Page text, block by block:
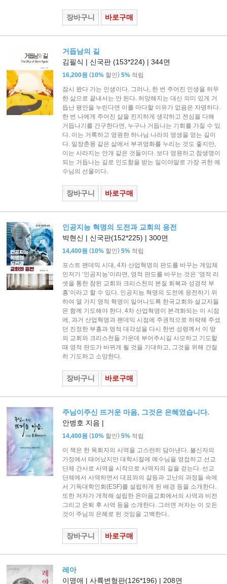
장바구니 바로구매
거듭남의 길
김필식 | 신국판 (153*224) | 344면
16,200원 (10% 할인) 5% 적립
잠시 왔다 가는 인생이다. 그러나, 한 번 주어진 인생을 허무
한 삶으로 끝내서는 안 된다. 허망해지는 대신 의미 있게 거
듭난 평안을 누린다면 이를 마다할 이유가 없음은 자명하다.
한 번 나에게 주어진 삶을 진지하게 생각하고 전심을 다해
거듭나기를 간구한다면, 누구나 거듭나는 기회를 가질 수 있
다. 이는 거룩하고 영원한 하나님 나라의 영생을 얻는 길이
다. 일장춘몽 같은 삶에서 부귀영화를 누리는 것도 좋지만,
이는 사라지는 안개 같은 것들이다. 보다 영원하고 참생명이
되는 거듭나는 길로 인도함을 받는 일이야말로 가장 귀한 예
수님의 선물이다.
장바구니 바로구매
인공지능 혁명의 도전과 교회의 응전
박현신 | 신국판(152*225) | 300면
14,400원 (10% 할인) 5% 적립
포스트 팬데믹 시대, 4차 산업혁명의 판도를 바꾸는 게임체
인저가 ‘인공지능’이라면, 영적 판도를 바꾸는 것은 ‘영적 리
셋을 통한 참된 교회와 크리스천의 본질 회복과 성경적 부
흥’이라고 할 수 있다. 인공지능 혁명의 도전에 응전하기 위
하여 열 가지 영적 혁명이 일어나도록 한국교회와 설교자들
은 함께 기도해야 한다. 4차 산업혁명이 본격화되는 이 시점
에, 과거 산업혁명과 팬데믹 시점에 주권적으로 허락해 주셨
던 진정한 부흥과 영적 대각성을 다시 한번 성령께서 이 땅
의 교회와 크리스천들 가운데 부어주시길 사모하고 기도할
때 영적 판도가 바뀌게 될 것을 기대하고, 그것을 위해 간절
히 기도하고 소망한다.
장바구니 바로구매
주님이주신 뜨거운 마음, 그것은 은혜였습니다.
안병호 지음 |
14,400원 (10% 할인) 5% 적립
이 책은 한 목회자의 사역을 고스란히 담아낸다. 불신자의
가정에서 태어났지만 대학시절에 예수님을 영접하고 선교
단체 간사로 사역을 시작으로 사역자의 길을 걷는다. 선교
단체에서 사역하면서 대표와의 갈등과 고난의 과정들 속에
서 기독대학인회(ESF)를 설립하게 된 배경 등을 소개한다.
또한 저자가 개척해 설립한 온마음교회에서의 사역과 비전
그리고 은퇴 후 사역 등을 소개한다. 그러면 저자는 이 모든
것이 주님의 은혜로 된 것임을 고백한다.
장바구니 바로구매
레아
이명애 | 사륙변형판(126*196) | 208면